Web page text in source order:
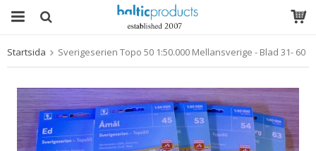
Startsida Sverigeserien Topo 50 1:50.000 Mellansverige - Blad 31- 60